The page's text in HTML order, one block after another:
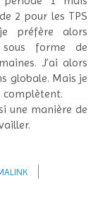
2 pour les TPS
préfère alors
forme de
J’ai alors
globale. Mais je
complètent.
une manière de